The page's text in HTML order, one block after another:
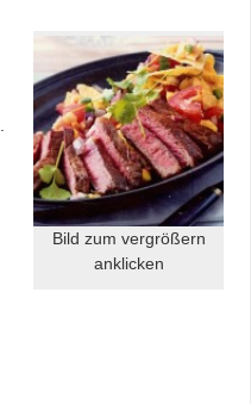
Bild zum vergrößern
anklicken